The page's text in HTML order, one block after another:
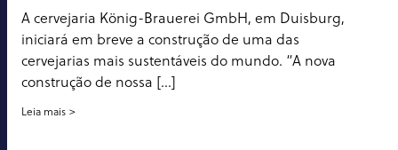
A cervejaria König-Brauerei GmbH, em Duisburg,
iniciará em breve a construção de uma das
cervejarias mais sustentáveis do mundo. “A nova
construção de nossa [...]
Leia mais